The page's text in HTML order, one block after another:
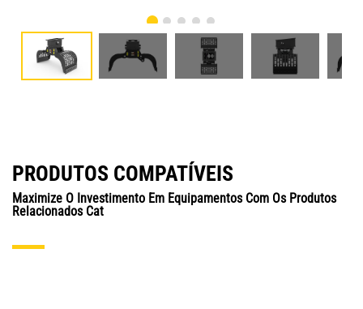
PRODUTOS COMPATÍVEIS
Maximize O Investimento Em Equipamentos Com Os Produtos
Relacionados Cat